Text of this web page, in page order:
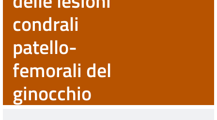
condrali
patello-
femorali del
ginocchio